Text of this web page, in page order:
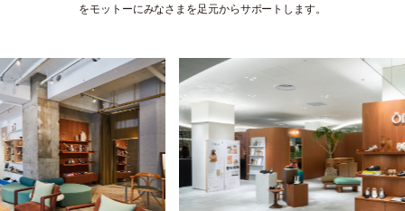
をモットーにみなさまを足元からサポートします。